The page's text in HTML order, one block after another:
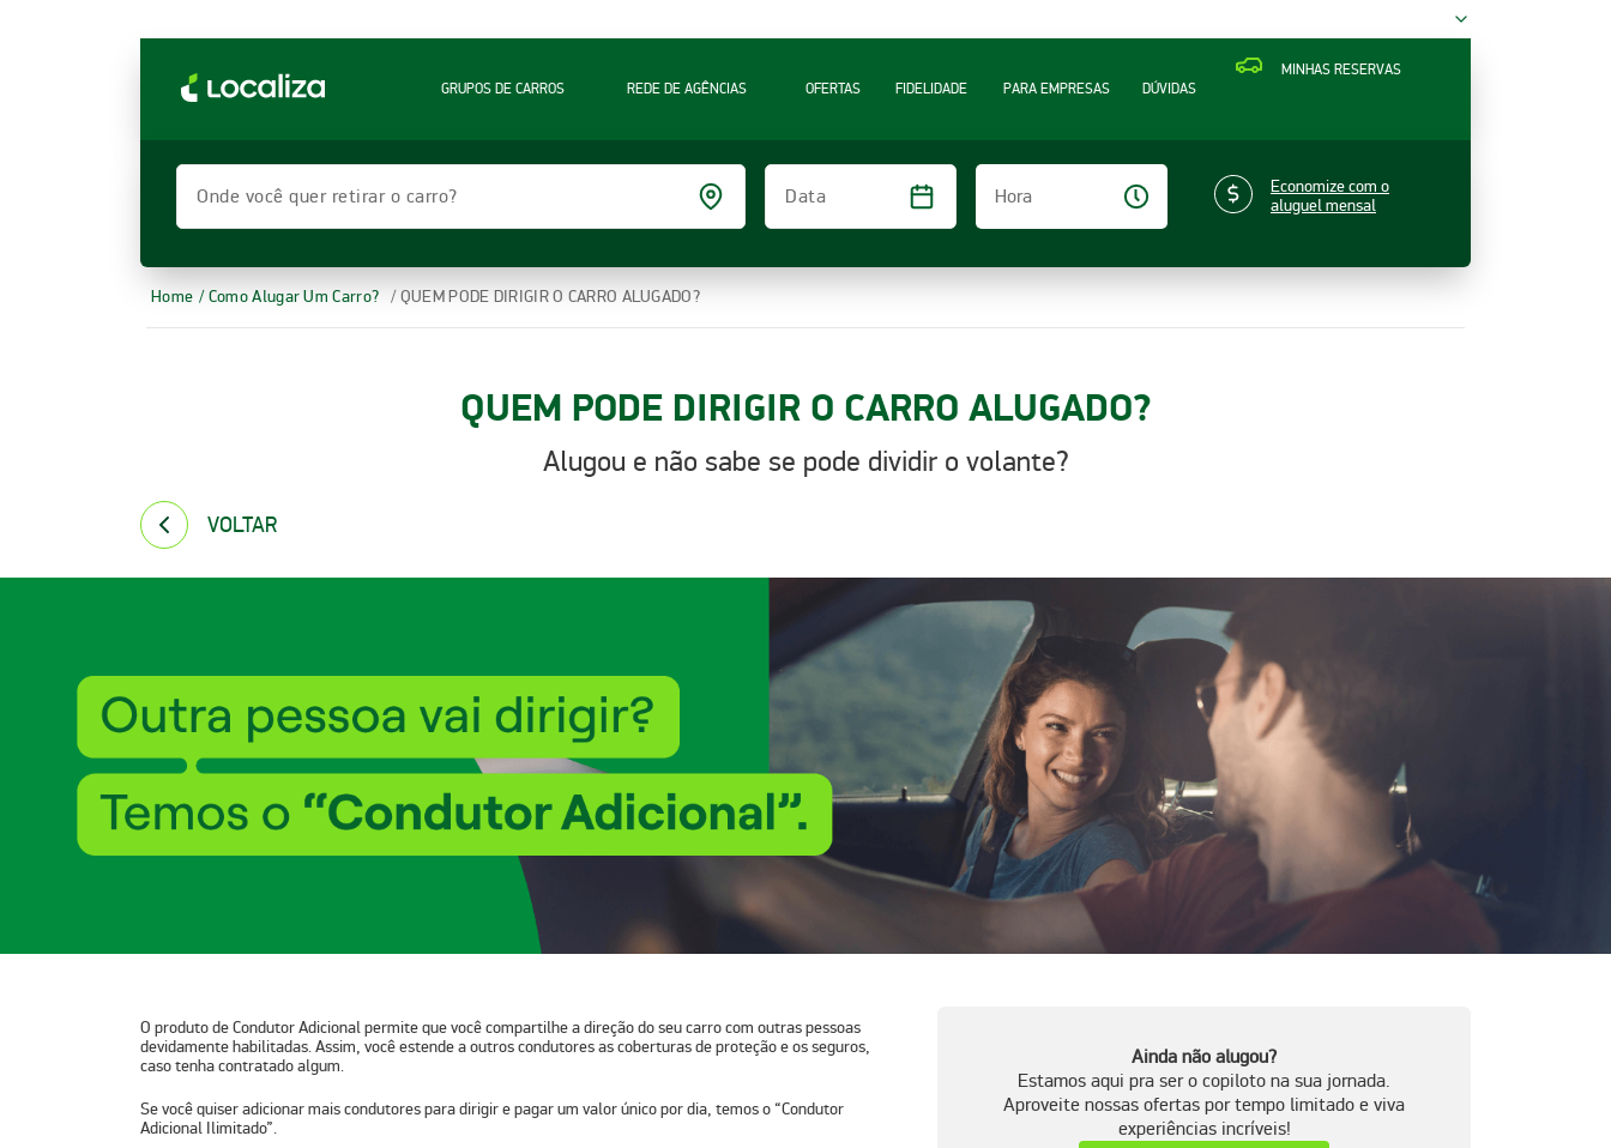
MINHAS RESERVAS
GRUPOS DE CARROS
REDE DE AGÊNCIAS OFERTAS FIDELIDADE PARA EMPRESAS DÚVIDAS
Onde você quer retirar o carro? Data
Hora
Economize com o
aluguel mensal
Home / Como Alugar Um Carro? / QUEM PODE DIRIGIR O CARRO ALUGADO?
QUEM PODE DIRIGIR O CARRO ALUGADO?
Alugou e não sabe se pode dividir o volante?
VOLTAR
O produto deCondutor Adicionalpermite que você compartilhe a direção do seu carro com outras pessoas
devidamente habilitadas. Assim, você estende a outros condutores as coberturas de proteção e os seguros,
caso tenha contratado algum.
Se você quiser adicionar mais condutores para dirigir e pagar um valor único por dia, temos o “Condutor
Adicional Ilimitado”.
Ainda não alugou?
Estamos aqui pra ser o copiloto na sua jornada.
Aproveite nossas ofertas por tempo limitado e viva
experiências incríveis!